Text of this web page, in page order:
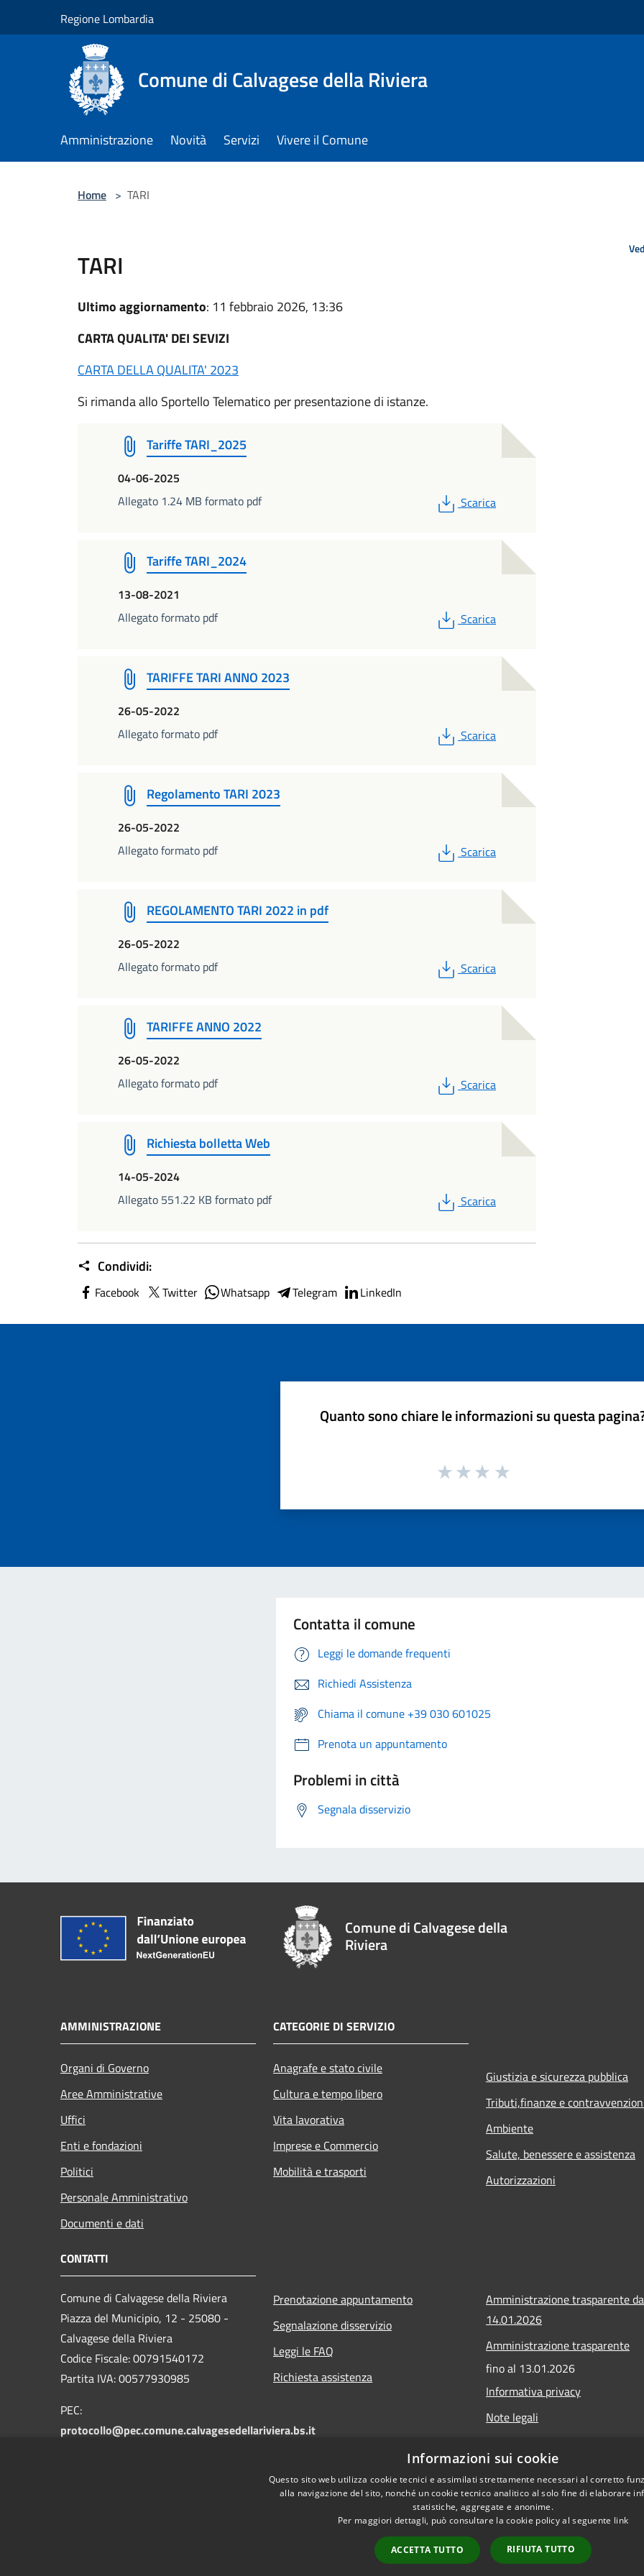
Regione Lombardia
Comune di Calvagese della Riviera
Amministrazione Novità Servizi Vivere il Comune
Home > TARI
TARI
Ultimo aggiornamento: 11 febbraio 2026, 13:36
CARTA QUALITA' DEI SEVIZI
CARTA DELLA QUALITA' 2023
Si rimanda allo Sportello Telematico per presentazione di istanze.
Tariffe TARI_2025
04-06-2025
Allegato 1.24 MB formato pdf
PDF
Scarica
Tariffe TARI_2024
13-08-2021
Allegato formato pdf
PDF
Scarica
TARIFFE TARI ANNO 2023
26-05-2022
Allegato formato pdf
PDF
Scarica
Regolamento TARI 2023
26-05-2022
Allegato formato pdf
PDF
Scarica
REGOLAMENTO TARI 2022 in pdf
26-05-2022
Allegato formato pdf
PDF
Scarica
TARIFFE ANNO 2022
26-05-2022
Allegato formato pdf
PDF
Scarica
Richiesta bolletta Web
14-05-2024
Allegato 551.22 KB formato pdf
PDF
Scarica
Condividi:
Facebook Twitter Whatsapp Telegram LinkedIn
Quanto sono chiare le informazioni su questa
Contatta il comune
Leggi le domande frequenti
Richiedi Assistenza
Chiama il comune +39 030 601025
Prenota un appuntamento
Problemi in città
Segnala disservizio
Comune di Calvagese della
Riviera
AMMINISTRAZIONE
Organi di Governo
Aree Amministrative
Uffici
Enti e fondazioni
Politici
Personale Amministrativo
Documenti e dati
CATEGORIE DI SERVIZIO
Anagrafe e stato civile
Cultura e tempo libero
Vita lavorativa
Imprese e Commercio
Mobilità e trasporti
Giustizia e sicurezza pubblica
Tributi,finanze e
Ambiente
Salute, benessere e assistenza
Autorizzazioni
CONTATTI
Comune di Calvagese della Riviera
Piazza del Municipio, 12 - 25080 -
Calvagese della Riviera
Codice Fiscale: 00791540172
Partita IVA: 00577930985
PEC:
protocollo@pec.comune.calvagesedellariviera.bs.it
Prenotazione appuntamento
Segnalazione disservizio
Leggi le FAQ
Richiesta assistenza
Amministrazione trasparente
14.01.2026
Amministrazione trasparente
fino al 13.01.2026
Informativa privacy
Note legali
Obiettivi di accessibilità
Copyright © 2026 • Comune di
Informazioni sui cookie
Questo sito web utilizza cookie tecnici e assimilati strettamente necessari al corretto
alla navigazione del sito, nonché un cookie tecnico analitico al solo fine di elaborare
statistiche, aggregate e anonime.
Per maggiori dettagli, può consultare la cookie policy al seguente link
ACCETTA TUTTO RIFIUTA TUTTO